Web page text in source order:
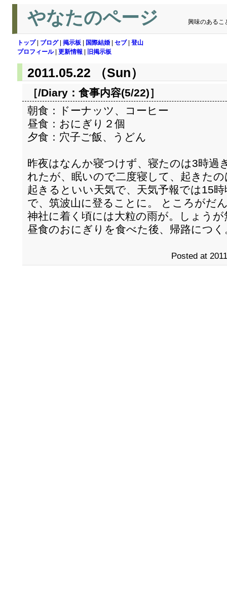
やなたのページ 興味のあるこ
トップ| ブログ| 掲示板 国際結婚 セブ| 登山
プロフィール| 更新情報 旧掲示板
2011.05.22 （Sun）
［/Diary： 食事内容(5/22)］
朝食：ドーナッツ、コーヒー
昼食：おにぎり２個
夕食：穴子ご飯、うどん
昨夜はなんか寝つけず、寝たのは3時過
れたが、眠いので二度寝して、起きた
起きるといい天気で、天気予報では15
で、筑波山に登ることに。 ところがだ
神社に着く頃には大粒の雨が。しょう
昼食のおにぎりを食べた後、帰路につく
Posted at